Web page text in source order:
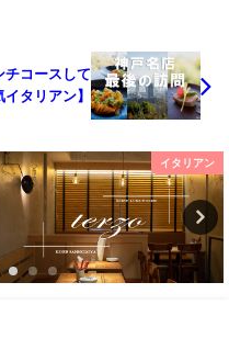
チコースして
タリアン】
三宮グルメ